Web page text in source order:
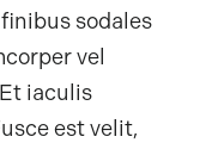
sodales
vel
iaculis
est velit,